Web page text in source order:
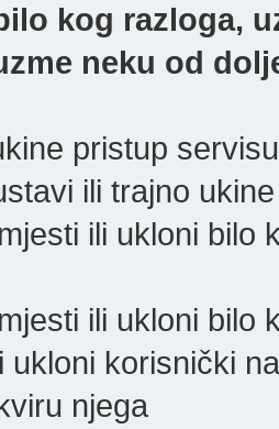
kog razloga,
neku od
pristup servisu
ili trajno
ili ukloni bilo
ili ukloni bilo
ukloni korisnički
njega